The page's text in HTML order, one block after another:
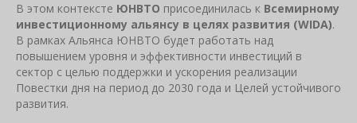
В этом контексте ЮНВТО присоединилась к Всемирному
инвестиционному альянсу в целях развития (WIDA).
В рамках Альянса ЮНВТО будет работать над
повышением уровня и эффективности инвестиций в
сектор с целью поддержки и ускорения реализации
Повестки дня на период до 2030 года и Целей устойчивого
развития.